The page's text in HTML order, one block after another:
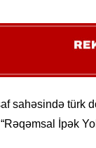
sahəsində türk
İpək